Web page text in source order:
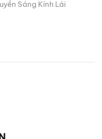
Sáng Kính Lái